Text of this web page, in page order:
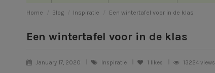
Home Blog Inspiratie Een wintertafel voor in de klas
Een wintertafel voor in de klas
January 17, 2020 Inspiratie 1 likes 13224 views